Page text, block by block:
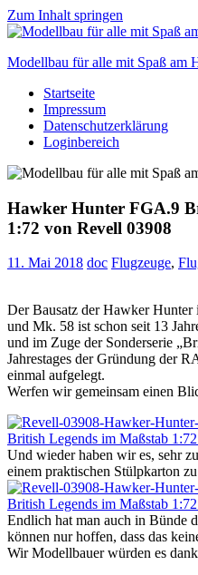
Zum Inhalt springen
Modellbau für alle mit Spaß am
Scale
modelling
to
Startseite
Impressum
Datenschutzerklärung
Loginbereich
Hawker Hunter FGA.9
1:72 von Revell 03908
11. Mai 2018 doc Flugzeuge,
Der Bausatz der Hawker
und Mk. 58 ist schon seit 13
und im Zuge der Sonderserie
Jahrestages der Gründung der
einmal aufgelegt.
Werfen wir gemeinsam einen
Und wieder haben wir es, sehr
einem praktischen Stülpkarton
Endlich hat man auch in Bünde
können nur hoffen, dass das
Wir Modellbauer würden es